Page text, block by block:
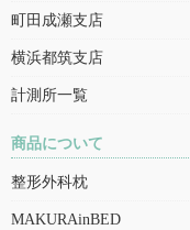
町田成瀬支店
横浜都筑支店
計測所一覧
商品について
整形外科枕
MAKURAinBED